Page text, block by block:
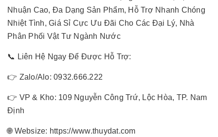
Nhuận Cao, Đa Dạng Sản Phẩm, Hỗ Trợ Nhanh Chóng
Nhiệt Tình, Giá Sỉ Cực Ưu Đãi Cho Các Đại Lý, Nhà
Phân Phối Vật Tư Ngành Nước
📞 Liên Hệ Ngay Để Được Hỗ Trợ:
👉 Zalo/Alo: 0932.666.222
👉 VP & Kho: 109 Nguyễn Công Trứ, Lộc Hòa, TP. Nam
Định
🌐 Websize: https://www.thuydat.com